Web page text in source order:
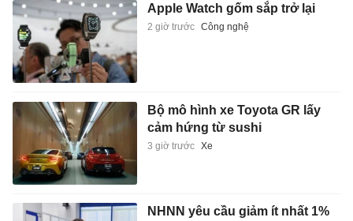
Apple Watch gốm sắp trở lại
2 giờ trước Công nghệ
Bộ mô hình xe Toyota GR lấy
cảm hứng từ sushi
3 giờ trước Xe
NHNN yêu cầu giảm ít nhất 1%